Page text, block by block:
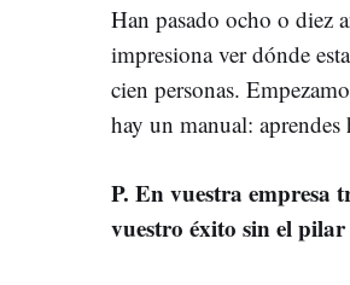
Han pasado ocho o diez
impresiona ver dónde
cien personas.
hay un manual:
P. En vuestra empresa
vuestro éxito sin el